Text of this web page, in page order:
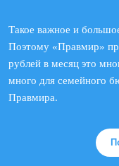
Такое важное и
Поэтому «Правмир»
рублей в месяц это
много для семейного
Правмира.